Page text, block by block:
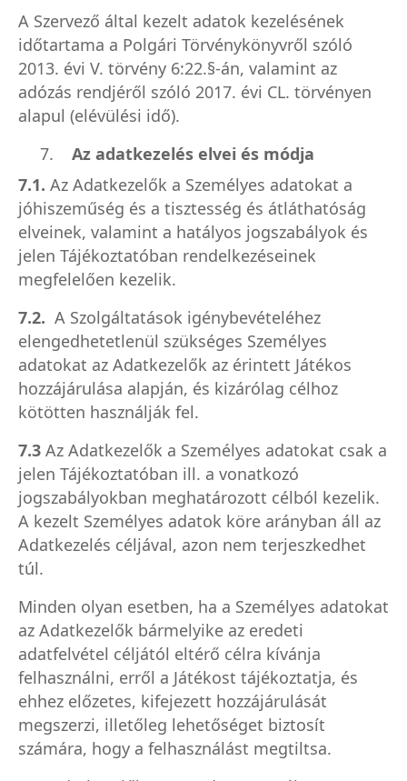
A Szervező által kezelt adatok kezelésének
időtartama a Polgári Törvénykönyvről szóló
2013. évi V. törvény 6:22.§-án, valamint az
adózás rendjéről szóló 2017. évi CL. törvényen
alapul (elévülési idő).
7. Az adatkezelés elvei és módja
7.1. Az Adatkezelők a Személyes adatokat a
jóhiszeműség és a tisztesség és átláthatóság
elveinek, valamint a hatályos jogszabályok és
jelen Tájékoztatóban rendelkezéseinek
megfelelően kezelik.
7.2. A Szolgáltatások igénybevételéhez
elengedhetetlenül szükséges Személyes
adatokat az Adatkezelők az érintett Játékos
hozzájárulása alapján, és kizárólag célhoz
kötötten használják fel.
7.3 Az Adatkezelők a Személyes adatokat csak a
jelen Tájékoztatóban ill. a vonatkozó
jogszabályokban meghatározott célból kezelik.
A kezelt Személyes adatok köre arányban áll az
Adatkezelés céljával, azon nem terjeszkedhet
túl.
Minden olyan esetben, ha a Személyes adatokat
az Adatkezelők bármelyike az eredeti
adatfelvétel céljától eltérő célra kívánja
felhasználni, erről a Játékost tájékoztatja, és
ehhez előzetes, kifejezett hozzájárulását
megszerzi, illetőleg lehetőséget biztosít
számára, hogy a felhasználást megtiltsa.